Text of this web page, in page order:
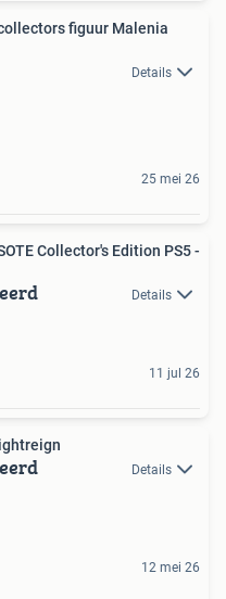
figuur Malenia
Details
25 mei 26
Collector's Edition PS5 -
Details
11 jul 26
Details
12 mei 26